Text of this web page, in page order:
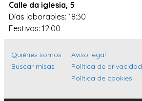
Cantabria
Islas Baleares
Málaga
Calle da iglesia, 5
Días laborables: 18:30
Festivos: 12:00
Quiénes somos
Buscar misas
Aviso legal
Política de privacidad
Política de cookies